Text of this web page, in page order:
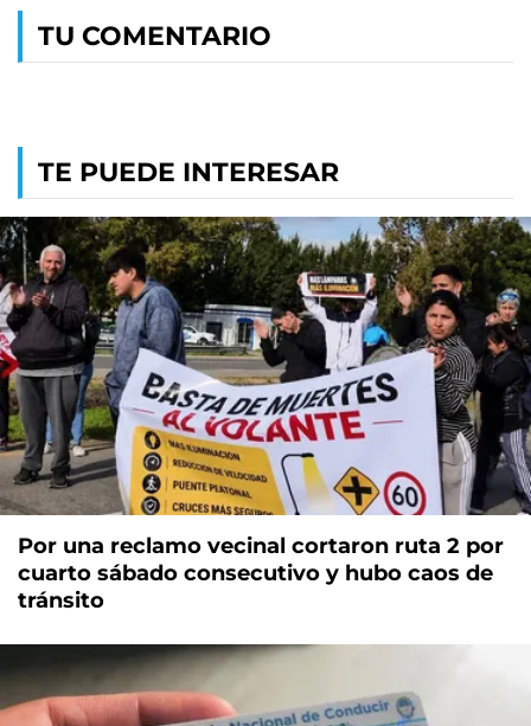
TU COMENTARIO
TE PUEDE INTERESAR
Por una reclamo vecinal cortaron ruta 2 por
cuarto sábado consecutivo y hubo caos de
tránsito